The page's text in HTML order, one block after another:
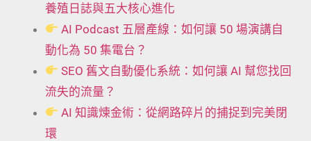
養殖日誌與五大核心進化
AI Podcast 五層產線：如何讓 50 場演講自
動化為 50 集電台？
SEO 舊文自動優化系統：如何讓 AI 幫您找回
流失的流量？
AI 知識煉金術：從網路碎片的捕捉到完美閉
環